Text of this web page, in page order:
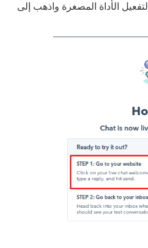
على Hubspot لتفعيل الأداة المصغرة واذهب إلى